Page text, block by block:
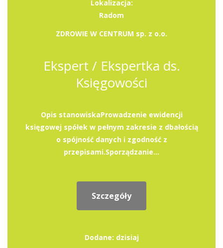
Lokalizacja:
Radom
ZDROWIE W CENTRUM sp. z o.o.
Ekspert / Ekspertka ds.
Księgowości
Opis stanowiskaProwadzenie ewidencji
księgowej spółek w pełnym zakresie z dbałością
o spójność danych i zgodność z
przepisami.Sporządzanie...
Szczegóły
Dodane: dzisiaj